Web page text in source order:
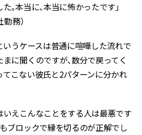
。本当に、本当に怖かったです」
務）
いうケースは普通に喧嘩した流れで
に聞くのですが、数分で戻ってく
こない彼氏と2パターンに分かれ
いえこんなことをする人は最悪です
ブロックで縁を切るのが正解でし